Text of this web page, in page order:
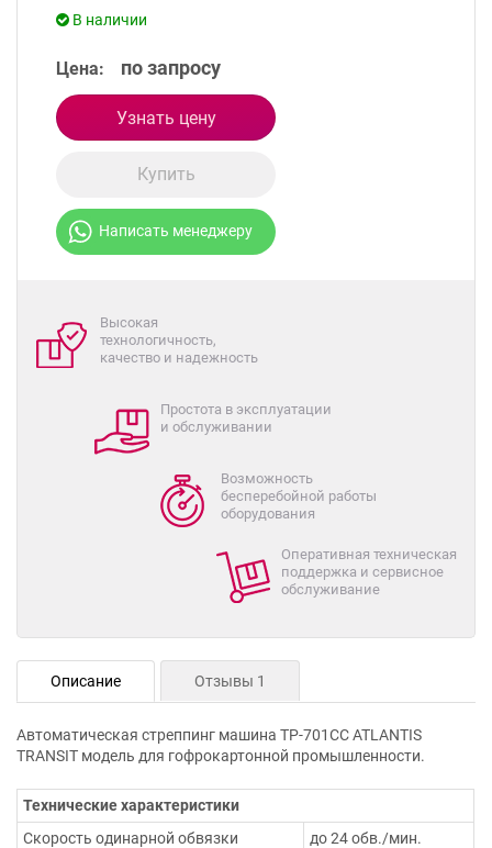
В наличии
Цена: по запросу
Узнать цену
Купить
Написать менеджеру
Высокая
технологичность,
качество и надежность
Простота в эксплуатации
и обслуживании
Возможность
бесперебойной работы
оборудования
Оперативная техническая
поддержка и сервисное
обслуживание
Описание Отзывы 1
Автоматическая стреппинг машина ТР-701СС ATLANTIS
TRANSIT модель для гофрокартонной промышленности.
Технические характеристики
Скорость одинарной обвязки
до 24 обв./мин.